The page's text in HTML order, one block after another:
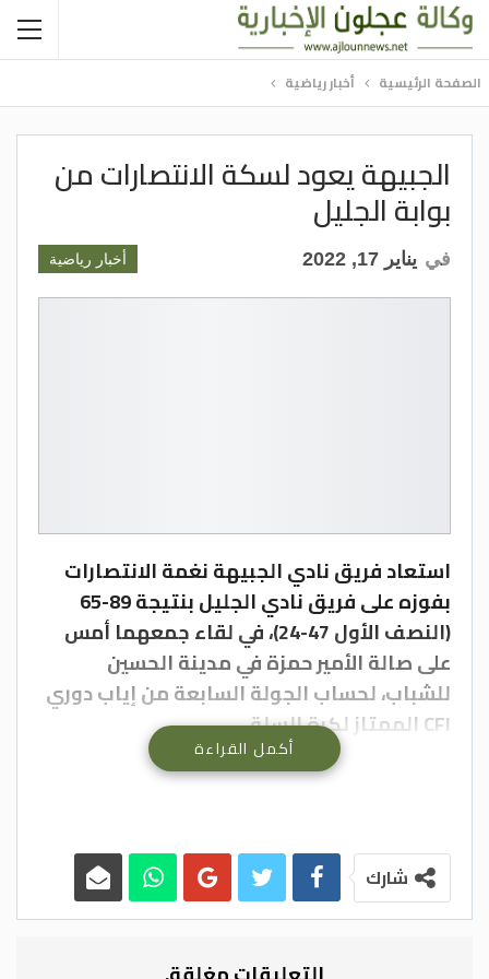
الصفحة الرئيسية أخبار رياضية
الجبيهة يعود لسكة الانتصارات من
بوابة الجليل
أخبار رياضية في يناير 17, 2022
استعاد فريق نادي الجبيهة نغمة الانتصارات
بفوزه على فريق نادي الجليل بنتيجة 89-65
(النصف الأول 47-24)، في لقاء جمعهما أمس
على صالة الأمير حمزة في مدينة الحسين
للشباب، لحساب الجولة السابعة من إياب دوري
CFI الممتاز لكرة السلة.
من ناحية ثانية، قرر الوحدات الانسحاب من
مواجهته مساء أمس أمام الأرثوذكسي، في
ضمن الطاقم المكلف بإدارة المباراة، ممن
طالب الوحدات عدم إشراكهم في إدارة مبارياته.
التحكيمي المكون من ابراهيم جرار ومحمد
أكمل القراءة
شارك